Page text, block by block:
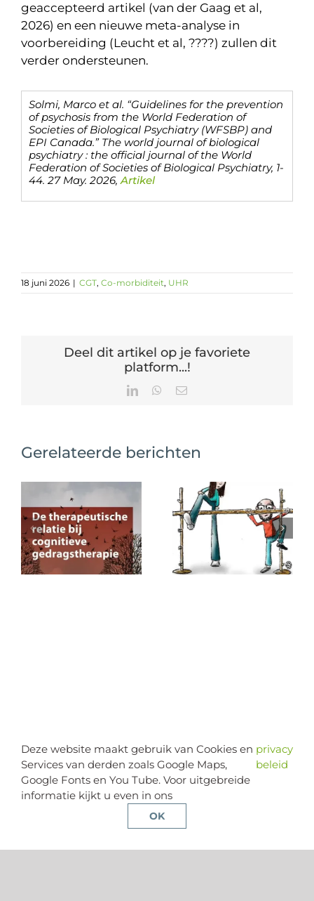
geaccepteerd artikel (van der Gaag et al,
2026) en een nieuwe meta-analyse in
voorbereiding (Leucht et al, ????) zullen dit
verder ondersteunen.
Solmi, Marco et al. “Guidelines for the prevention
of psychosis from the World Federation of
Societies of Biological Psychiatry (WFSBP) and
EPI Canada.” The world journal of biological
psychiatry : the official journal of the World
Federation of Societies of Biological Psychiatry, 1-
44. 27 May. 2026,Artikel
18 juni 2026 | CGT, Co-morbiditeit, UHR
Deel dit artikel op je favoriete
platform...!
LinkedInWhatsApp
E-
Gerelateerde berichten
Deze website maakt gebruik van Cookies en
Services van derden zoals Google Maps,
Google Fonts en You Tube. Voor uitgebreide
informatie kijkt u even in ons
privacy
beleid
OK